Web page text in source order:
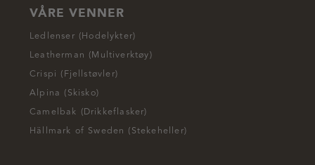
VÅRE VENNER
Ledlenser (Hodelykter)
Leatherman (Multiverktøy)
Crispi (Fjellstøvler)
Alpina (Skisko)
Camelbak (Drikkeflasker)
Hällmark of Sweden (Stekeheller)